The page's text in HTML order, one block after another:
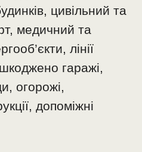
цивільний та
медичний та
лінії
гаражі,
огорожі,
допоміжні